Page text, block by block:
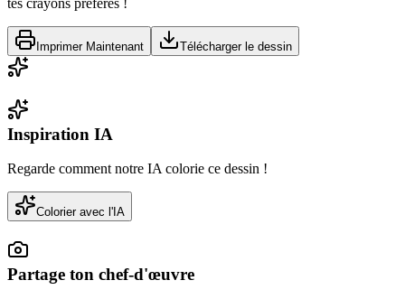
Imprimer Maintenant Télécharger le dessin
Inspiration IA
Regarde comment notre IA colorie ce dessin !
Colorier avec l'IA
Partage ton chef-d'œuvre